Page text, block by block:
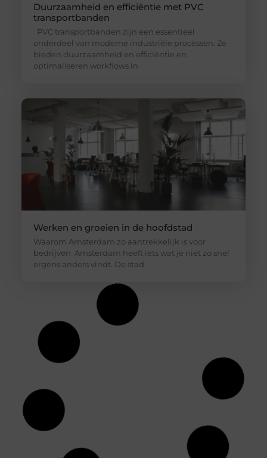
Uw privacy is voor ons van
groot belang.
Om u de best mogelijke ervaring te bieden, maken wij gebruik van
cookies en vergelijkbare technologieën. Hiermee verkrijgen we
inzicht in het gebruik van onze website en kunnen we content en
advertenties beter afstemmen op uw voorkeuren. Lees ons
cookiebeleid ] voor meer informatie.
Duurzaamheid en efficiëntie met PVC
transportbanden
PVC transportbanden zijn een essentieel
onderdeel van moderne industriële processen. Ze
bieden duurzaamheid en efficiëntie en
optimaliseren workflows in
Werken en groeien in de hoofdstad
Waarom Amsterdam zo aantrekkelijk is voor
bedrijven Amsterdam heeft iets wat je niet zo snel
ergens anders vindt. De stad
Raceauto verhuur voor een gelegenheid,
Raceauto verhuur kan zomaar zijn waar jij al tijden